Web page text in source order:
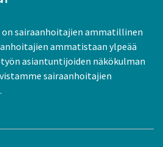
sairaanhoitajien ammatillinen
ammatistaan ylpeää
asiantuntijoiden näkökulman
sairaanhoitajien